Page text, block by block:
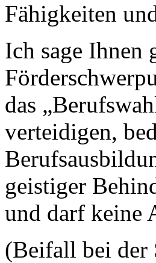
Fähigkeiten
Ich sage Ihnen
das
verteidigen,
geistiger
und darf keine
(Beifall bei der